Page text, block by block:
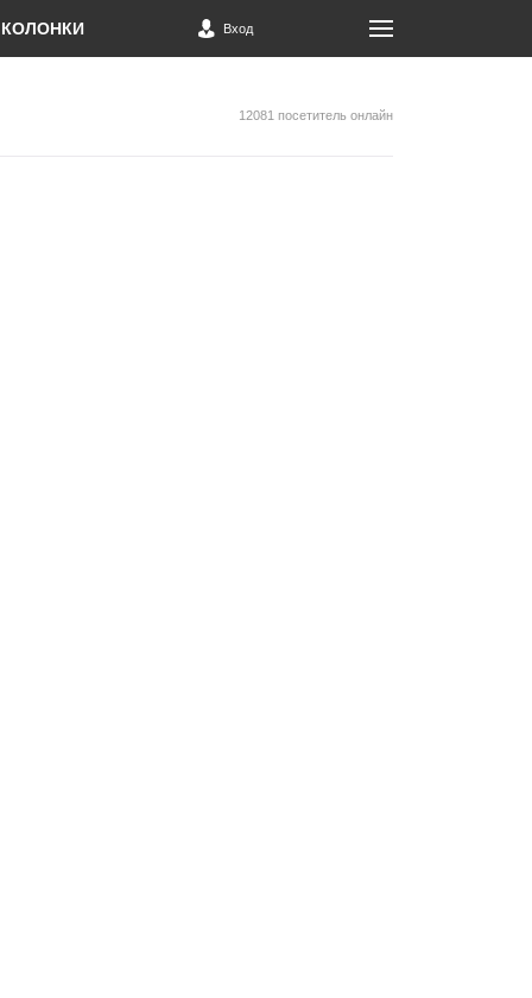
КОЛОНКИ Вход
12081 посетитель онлайн